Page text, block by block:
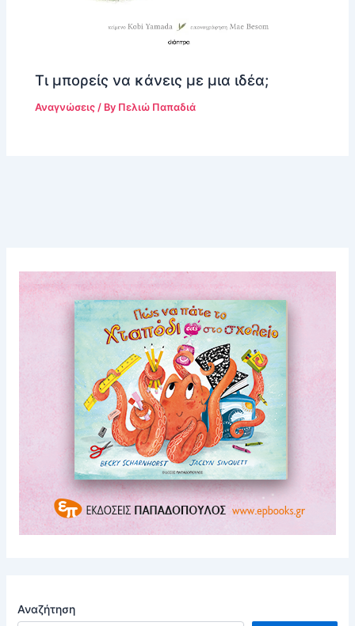
Τι μπορείς να κάνεις με μια ιδέα;
Αναγνώσεις / By Πελιώ Παπαδιά
Αναζήτηση